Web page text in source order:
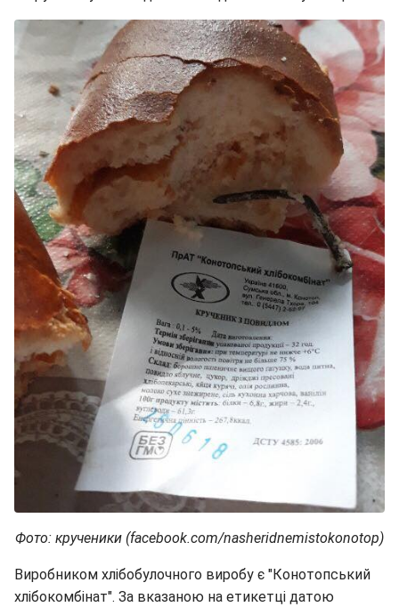
Фото: крученики (facebook.com/nasheridnemistokonotop)
Виробником хлібобулочного виробу є "Конотопський
хлібокомбінат". За вказаною на етикетці датою